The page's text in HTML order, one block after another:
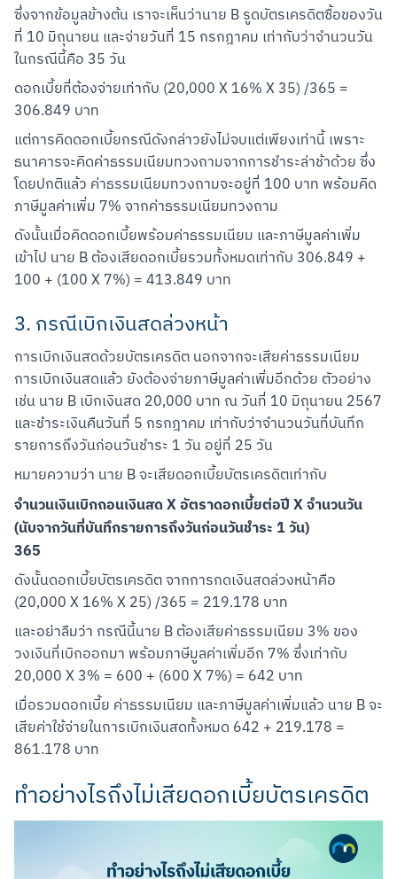
Scan to Download
ซึ่งจากข้อมูลข้างต้น เราจะเห็นว่านาย B รูดบัตรเครดิตซื้อของวัน
ที่ 10 มิถุนายน และจ่ายวันที่ 15 กรกฎาคม เท่ากับว่าจำนวนวัน
ในกรณีนี้คือ 35 วัน
ดอกเบี้ยที่ต้องจ่ายเท่ากับ (20,000 X 16% X 35) /365 =
306.849 บาท
แต่การคิดดอกเบี้ยกรณีดังกล่าวยังไม่จบแต่เพียงเท่านี้ เพราะ
ธนาคารจะคิดค่าธรรมเนียมทวงถามจากการชำระล่าช้าด้วย ซึ่ง
โดยปกติแล้ว ค่าธรรมเนียมทวงถามจะอยู่ที่ 100 บาท พร้อมคิด
ภาษีมูลค่าเพิ่ม 7% จากค่าธรรมเนียมทวงถาม
ดังนั้นเมื่อคิดดอกเบี้ยพร้อมค่าธรรมเนียม และภาษีมูลค่าเพิ่ม
เข้าไป นาย B ต้องเสียดอกเบี้ยรวมทั้งหมดเท่ากับ 306.849 +
100 + (100 X 7%) = 413.849 บาท
3. กรณีเบิกเงินสดล่วงหน้า
การเบิกเงินสดด้วยบัตรเครดิต นอกจากจะเสียค่าธรรมเนียม
การเบิกเงินสดแล้ว ยังต้องจ่ายภาษีมูลค่าเพิ่มอีกด้วย ตัวอย่าง
เช่น นาย B เบิกเงินสด 20,000 บาท ณ วันที่ 10 มิถุนายน 2567
และชำระเงินคืนวันที่ 5 กรกฎาคม เท่ากับว่าจำนวนวันที่บันทึก
รายการถึงวันก่อนวันชำระ 1 วัน อยู่ที่ 25 วัน
หมายความว่า นาย B จะเสียดอกเบี้ยบัตรเครดิตเท่ากับ
จำนวนเงินเบิกถอนเงินสด X อัตราดอกเบี้ยต่อปี X จำนวนวัน
(นับจากวันที่บันทึกรายการถึงวันก่อนวันชำระ 1 วัน)
365
ดังนั้นดอกเบี้ยบัตรเครดิต จากการกดเงินสดล่วงหน้าคือ
(20,000 X 16% X 25) /365 = 219.178 บาท
และอย่าลืมว่า กรณีนี้นาย B ต้องเสียค่าธรรมเนียม 3% ของ
วงเงินที่เบิกออกมา พร้อมภาษีมูลค่าเพิ่มอีก 7% ซึ่งเท่ากับ
20,000 X 3% = 600 + (600 X 7%) = 642 บาท
เมื่อรวมดอกเบี้ย ค่าธรรมเนียม และภาษีมูลค่าเพิ่มแล้ว นาย B จะ
เสียค่าใช้จ่ายในการเบิกเงินสดทั้งหมด 642 + 219.178 =
861.178 บาท
ทำอย่างไรถึงไม่เสียดอกเบี้ยบัตรเครดิต